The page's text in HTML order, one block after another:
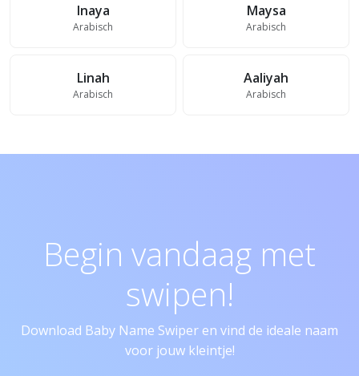
Inaya
Arabisch
Maysa
Arabisch
Linah
Arabisch
Aaliyah
Arabisch
Begin vandaag met
swipen!
Download Baby Name Swiper en vind de ideale naam
voor jouw kleintje!